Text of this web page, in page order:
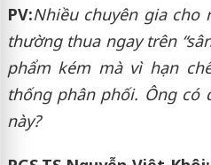
PV:Nhiều chuyên gia cho
thường thua ngay trên
phẩm kém mà vì hạn
thống phân phối. Ông có
này?